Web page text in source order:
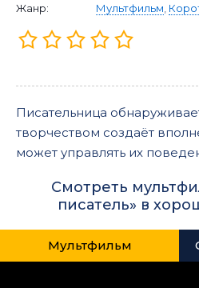
Жанр:
Мультфильм
Писательница
творчеством создаёт
может управлять их
Смотреть
писатель» в
Мультфильм